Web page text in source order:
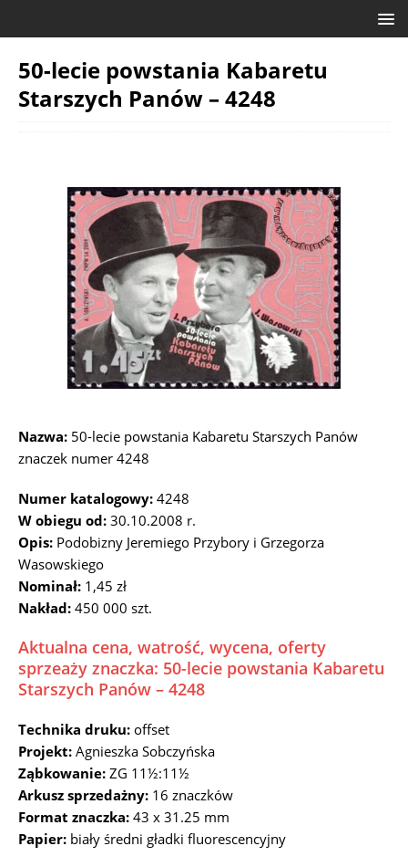
50-lecie powstania Kabaretu
Starszych Panów – 4248
Nazwa: 50-lecie powstania Kabaretu Starszych Panów
znaczek numer 4248
Numer katalogowy: 4248
W obiegu od: 30.10.2008 r.
Opis: Podobizny Jeremiego Przybory i Grzegorza
Wasowskiego
Nominał: 1,45 zł
Nakład: 450 000 szt.
Aktualna cena, watrość, wycena, oferty
sprzeaży znaczka: 50-lecie powstania Kabaretu
Starszych Panów – 4248
Technika druku: offset
Projekt: Agnieszka Sobczyńska
Ząbkowanie: ZG 11½:11½
Arkusz sprzedażny: 16 znaczków
Format znaczka: 43 x 31.25 mm
Papier: biały średni gładki fluorescencyjny